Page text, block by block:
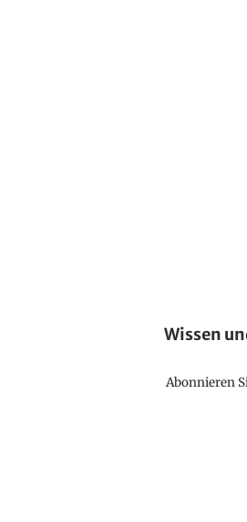
Wissen
Abonnieren